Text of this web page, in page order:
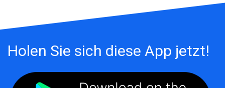
Holen Sie sich diese App jetzt!